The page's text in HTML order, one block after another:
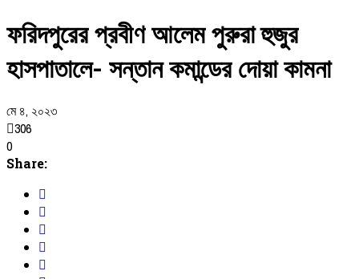
ফরিদপুরের প্রবীণ আলেম পুরুরা হুজুর
হাসপাতালে- সন্তান কমান্ডের দোয়া কামনা
মে ৪, ২০২৩
306
0
Share: